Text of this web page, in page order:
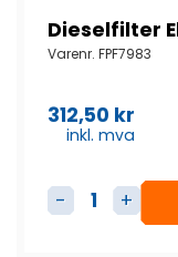
Dieselfilter
Varenr. FPF7983
312,50 kr
inkl. mva
Dieselfilter